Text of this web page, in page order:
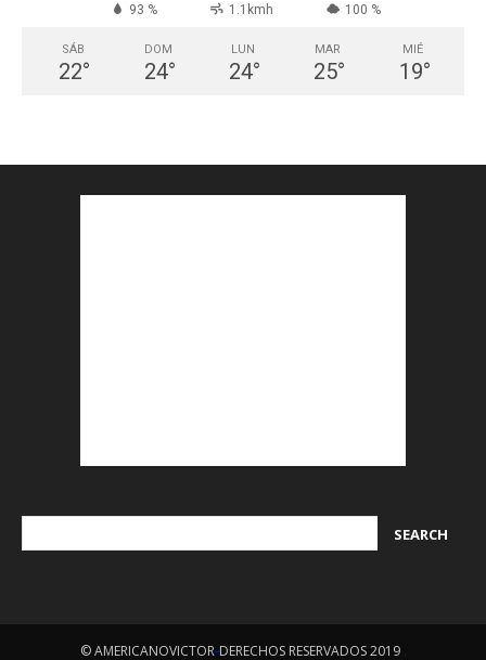
93 % 1.1kmh 100 %
SÁB
22°
DOM
24°
LUN
24°
MAR
25°
MIÉ
19°
© AMERICANOVICTOR-DERECHOS RESERVADOS 2019 .